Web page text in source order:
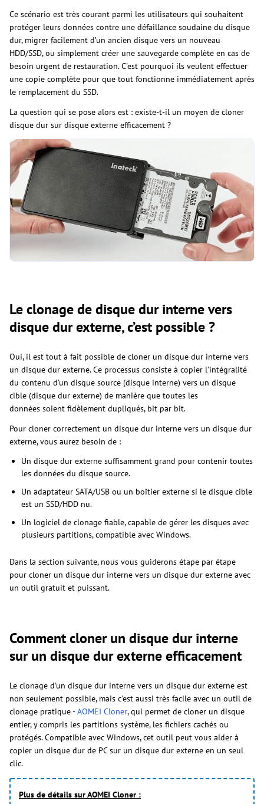
Ce scénario est très courant parmi les utilisateurs qui souhaitent
protéger leurs données contre une défaillance soudaine du disque
dur, migrer facilement d’un ancien disque vers un nouveau
HDD/SSD, ou simplement créer une sauvegarde complète en cas de
besoin urgent de restauration. C'est pourquoi ils veulent effectuer
une copie complète pour que tout fonctionne immédiatement après
le remplacement du SSD.
La question qui se pose alors est : existe-t-il un moyen de cloner
disque dur sur disque externe efficacement ?
Le clonage de disque dur interne vers
disque dur externe, c’est possible ?
Oui, il est tout à fait possible de cloner un disque dur interne vers
un disque dur externe. Ce processus consiste à copier l’intégralité
du contenu d’un disque source (disque interne) vers un disque
cible (disque dur externe) de manière que toutes les
données soient fidèlement dupliqués, bit par bit.
Pour cloner correctement un disque dur interne vers un disque dur
externe, vous aurez besoin de :
Un disque dur externe suffisamment grand pour contenir toutes
les données du disque source.
Un adaptateur SATA/USB ou un boîtier externe si le disque cible
est un SSD/HDD nu.
Un logiciel de clonage fiable, capable de gérer les disques avec
plusieurs partitions, compatible avec Windows.
Dans la section suivante, nous vous guiderons étape par étape
pour cloner un disque dur interne vers un disque dur externe avec
un outil gratuit et puissant.
Comment cloner un disque dur interne
sur un disque dur externe efficacement
Le clonage d'un disque dur interne vers un disque dur externe est
non seulement possible, mais c'est aussi très facile avec un outil de
clonage pratique -AOMEI Cloner, qui permet de cloner un disque
entier, y compris les partitions système, les fichiers cachés ou
protégés. Compatible avec Windows, cet outil peut vous aider à
copier un disque dur de PC sur un disque dur externe en un seul
clic.
Plus de détails sur AOMEI Cloner :